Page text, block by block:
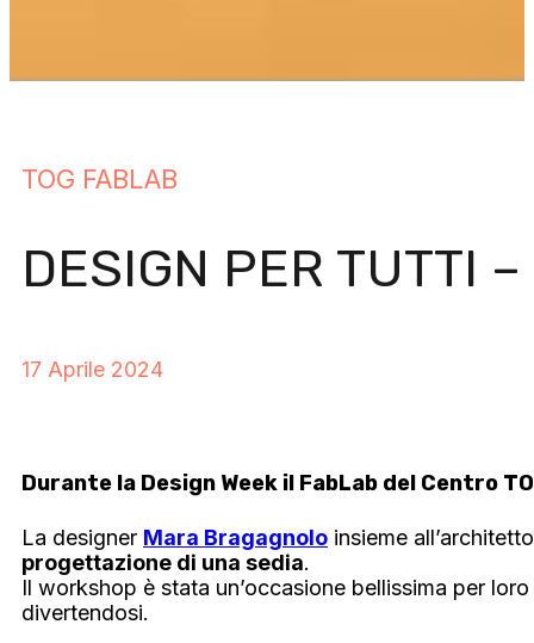
TOG FABLAB
DESIGN PER TUTTI
17 Aprile 2024
Durante la Design Week il FabLab del Centro
La designer Mara Bragagnolo insieme
progettazione di una sedia.
Il workshop è stata un’occasione bellissima per
divertendosi.